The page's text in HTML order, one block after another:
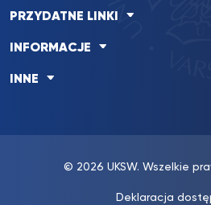
PRZYDATNE LINKI
INFORMACJE
INNE
© 2026 UKSW. Wszelkie
Deklaracja